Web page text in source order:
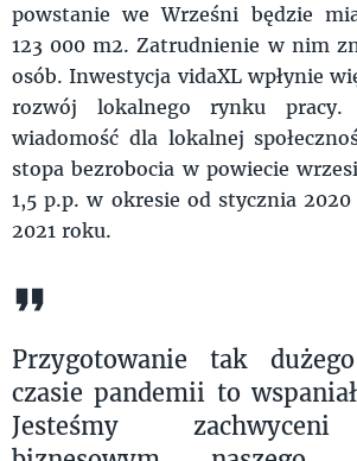
powstanie we Wrześni będzie
123 000 m2. Zatrudnienie w nim
osób. Inwestycja vidaXL wpłynie
rozwój lokalnego rynku
wiadomość dla lokalnej
stopa bezrobocia w powiecie
1,5 p.p. w okresie od stycznia
2021 roku.
Przygotowanie tak
czasie pandemii to
Jesteśmy